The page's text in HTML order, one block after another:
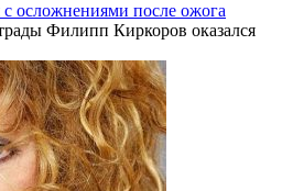
осложнениями после ожога
Филипп Киркоров оказался